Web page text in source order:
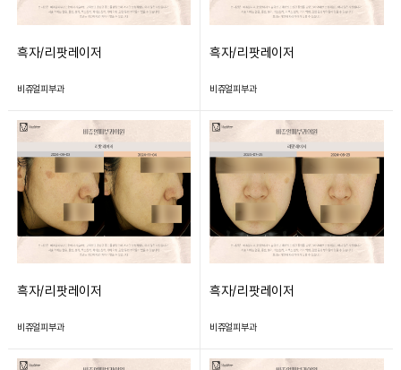
흑자/리팟레이저
비쥬얼피부과
흑자/리팟레이저
비쥬얼피부과
흑자/리팟레이저
비쥬얼피부과
흑자/리팟레이저
비쥬얼피부과